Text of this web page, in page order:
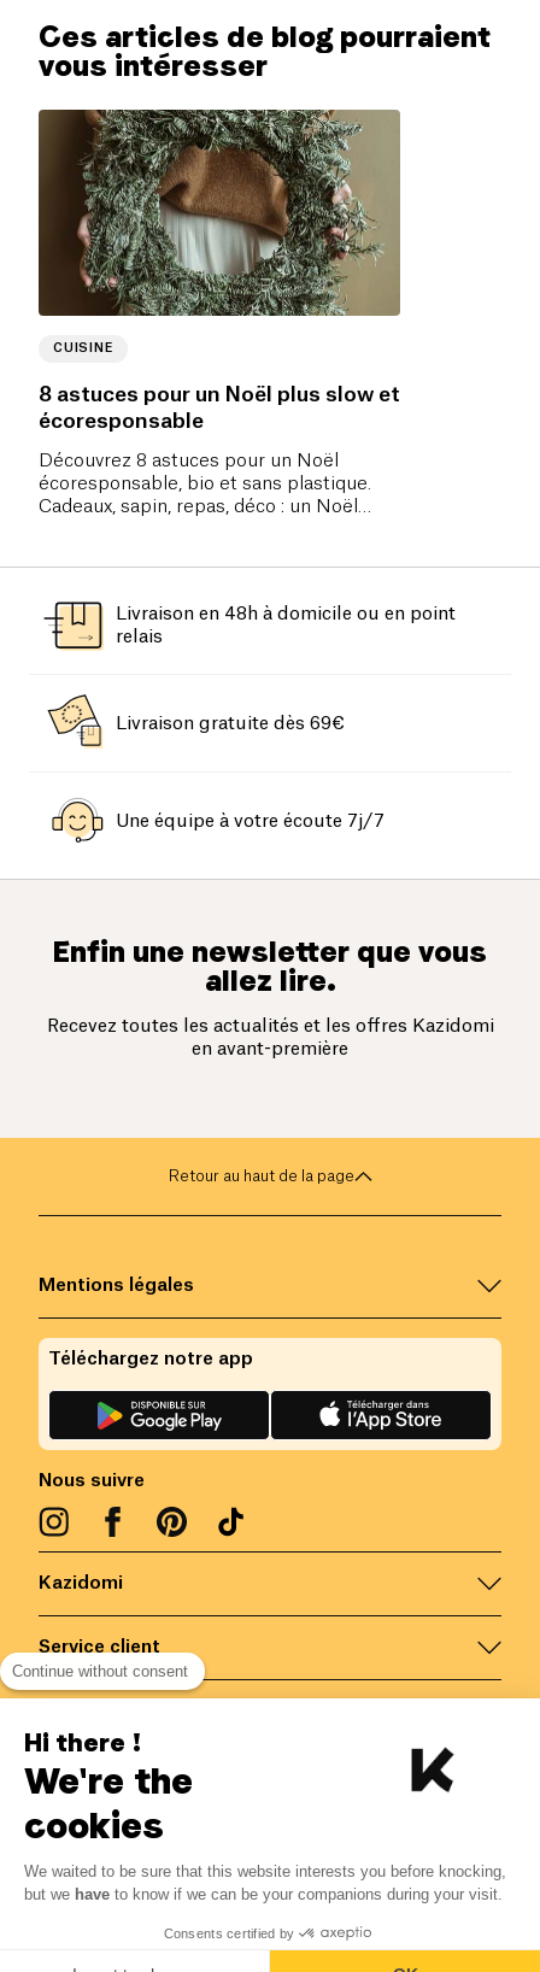
Ces articles de blog pourraient
vous intéresser
CUISINE
8 astuces pour un Noël plus slow et
écoresponsable
Découvrez 8 astuces pour un Noël
écoresponsable, bio et sans plastique.
Cadeaux, sapin, repas, déco : un Noël
Livraison en 48h à domicile ou en point
relais
Livraison gratuite dès 69€
Une équipe à votre écoute 7j/7
Enfin une newsletter que vous
allez lire.
Recevez toutes les actualités et les offres Kazidomi
en avant-première
-10% Du 06/08 au 30/09
7.16 €
Ajouter au panier
Retour au haut de la page
Kazidomi
Service client
Mentions légales
Nous suivre
Téléchargez notre app
Belgique/FR
Tous droits réservés
Continue without consent
Hi there !
We're the
cookies
We waited to be sure that this website interests you before knocking,
but we have to know if we can be your companions during your visit.
Consents certified by